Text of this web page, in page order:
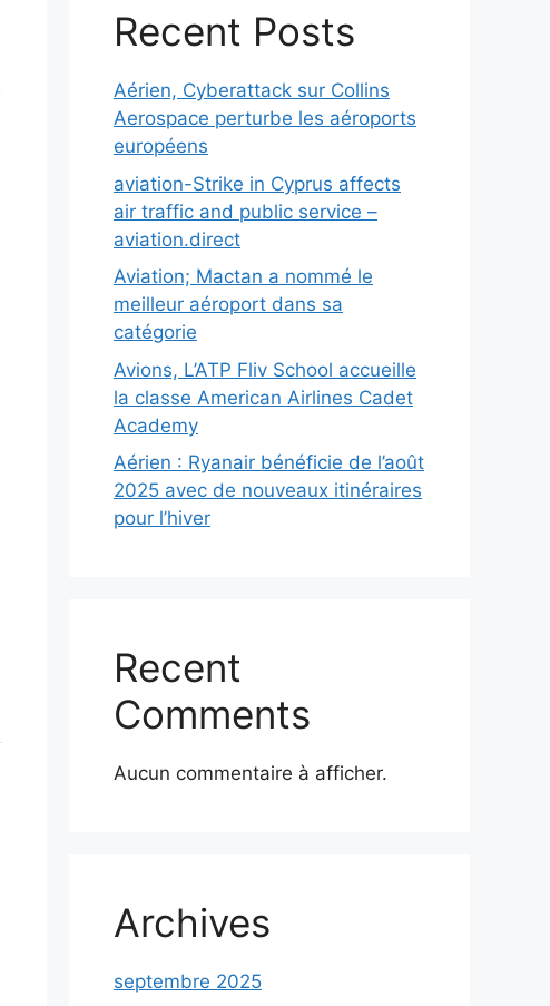
Recent Posts
Aérien, Cyberattack sur Collins
Aerospace perturbe les aéroports
européens
aviation-Strike in Cyprus affects
air traffic and public service –
aviation.direct
Aviation; Mactan a nommé le
meilleur aéroport dans sa
catégorie
Avions, L’ATP Fliv School accueille
la classe American Airlines Cadet
Academy
Aérien : Ryanair bénéficie de l’août
2025 avec de nouveaux itinéraires
pour l’hiver
Recent
Comments
Aucun commentaire à afficher.
Archives
septembre 2025